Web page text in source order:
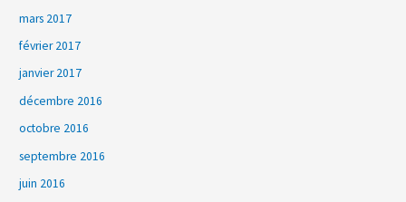
mars 2017
février 2017
janvier 2017
décembre 2016
octobre 2016
septembre 2016
juin 2016